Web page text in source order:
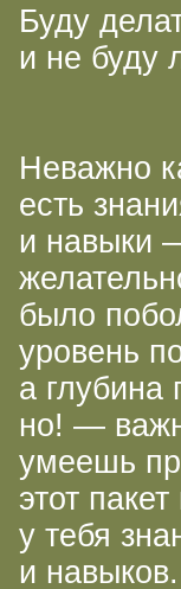
Буду
и не буду
Неважно
есть
и навыки
было
уровень
а
но! —
умеешь
этот
у тебя
и